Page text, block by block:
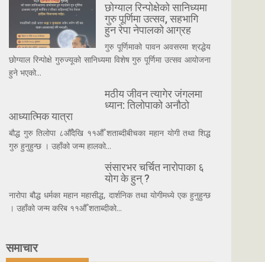
छोग्याल रिन्पोक्षेको सानिध्यमा
गुरु पूर्णिमा उत्सव, सहभागि
हुन रेपा नेपालको आग्रह
गुरु पूर्णिमाको पावन अवसरमा श्रद्धेय
छोग्याल रिन्पोक्षे गुरुज्यूको सानिध्यमा विशेष गुरु पूर्णिमा उत्सव आयोजना
हुने भएको...
मठीय जीवन त्यागेर जंगलमा
ध्यान: तिलोपाको अनौठो
आध्यात्मिक यात्रा
बौद्ध गुरु तिलोपा ८औँदेखि ११औँ शताब्दीबीचका महान योगी तथा शिद्ध
गुरु हुनुहुन्छ । उहाँको जन्म हालको...
संसारभर चर्चित नारोपाका ६
योग के हुन् ?
नारोपा बौद्ध धर्मका महान महासीद्ध, दार्शनिक तथा योगीमध्ये एक हुनुहुन्छ
। उहाँको जन्म करिब ११औँ शताब्दीको...
समाचार